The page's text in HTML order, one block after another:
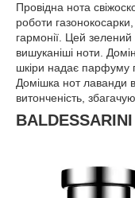
Провідна нота
роботи
гармонії. Цей зелений
вишуканіші ноти.
шкіри надає парфуму
Домішка нот лаванди
витонченість,